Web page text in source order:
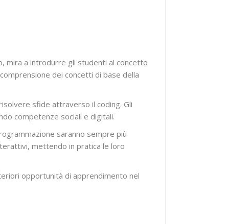
mira a introdurre gli studenti al concetto
dei concetti di base della
sfide attraverso il coding. Gli
competenze sociali e digitali.
saranno sempre più
mettendo in pratica le loro
opportunità di apprendimento nel